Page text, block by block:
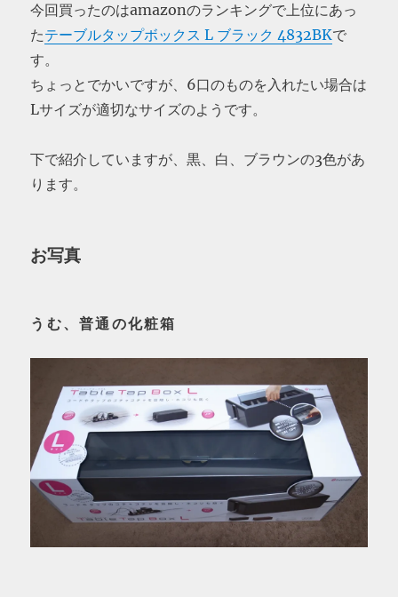
今回買ったのはamazonのランキングで上位にあっ
たテーブルタップボックス L ブラック 4832BKで
す。
ちょっとでかいですが、6口のものを入れたい場合は
Lサイズが適切なサイズのようです。
下で紹介していますが、黒、白、ブラウンの3色があ
ります。
お写真
うむ、普通の化粧箱